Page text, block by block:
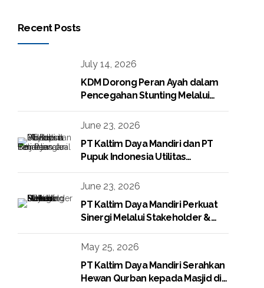
Recent Posts
July 14, 2026
KDM Dorong Peran Ayah dalam
Pencegahan Stunting Melalui
Program KDM Peduli Stunting
2026
June 23, 2026
PT Kaltim Daya Mandiri dan PT
Pupuk Indonesia Utilitas
Raw Condensate
June 23, 2026
PT Kaltim Daya Mandiri Perkuat
Sinergi Melalui Stakeholder &
Media Gathering
May 25, 2026
PT Kaltim Daya Mandiri Serahkan
Hewan Qurban kepada Masjid di